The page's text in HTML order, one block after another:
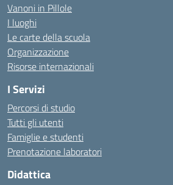
Vanoni in Pillole
I luoghi
Le carte della scuola
Organizzazione
Risorse internazionali
I Servizi
Percorsi di studio
Tutti gli utenti
Famiglie e studenti
Prenotazione laboratori
Didattica